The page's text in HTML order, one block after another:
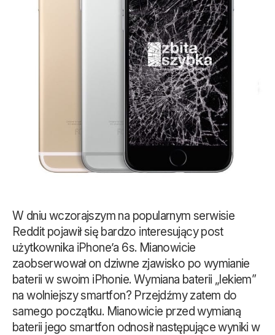
W dniu wczorajszym na popularnym serwisie
Reddit pojawił się bardzo interesujący post
użytkownika iPhone’a 6s. Mianowicie
zaobserwował on dziwne zjawisko po wymianie
baterii w swoim iPhonie. Wymiana baterii „lekiem”
na wolniejszy smartfon? Przejdźmy zatem do
samego początku. Mianowicie przed wymianą
baterii jego smartfon odnosił następujące wyniki w